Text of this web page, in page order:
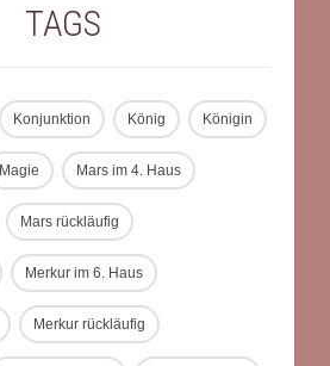
TAGS
Konjunktion König Königin
Magie Mars im 4. Haus
Mars rückläufig
Merkur im 6. Haus
Merkur rückläufig